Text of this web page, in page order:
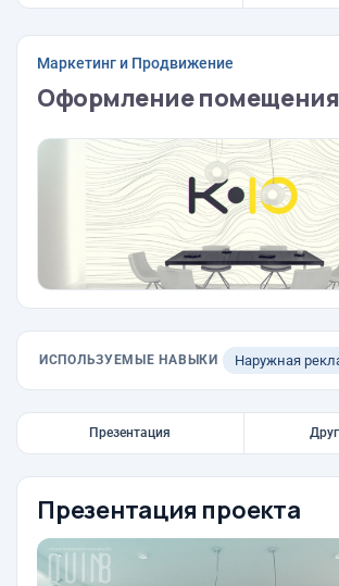
Маркетинг и Продвижение
Оформление помещения
ИСПОЛЬЗУЕМЫЕ НАВЫКИ Наружная
Презентация
Презентация проекта